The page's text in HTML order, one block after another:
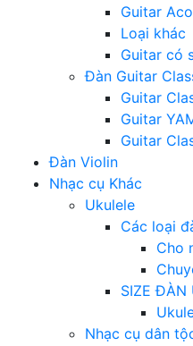
Guitar
Loại khác
Guitar có
Đàn Guitar
Guitar
Guitar
Guitar
Đàn Violin
Nhạc cụ Khác
Ukulele
Các loại
Cho
SIZE ĐÀN
Nhạc cụ dân